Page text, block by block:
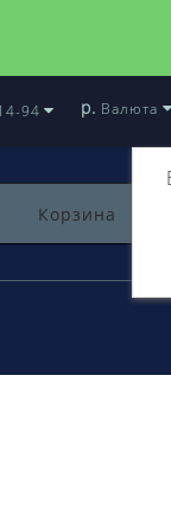
94 р. Валюта
Корзина